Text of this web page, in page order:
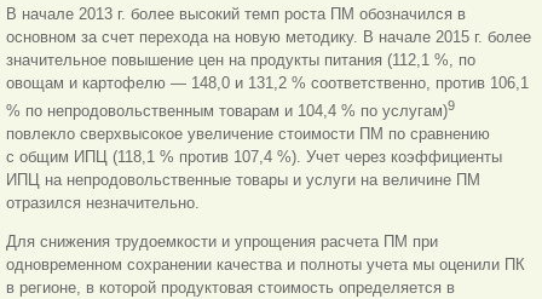
В начале 2013 г. более высокий темп роста ПМ обозначился в
основном за счет перехода на новую методику. В начале 2015 г. более
значительное повышение цен на продукты питания (112,1 %, по
овощам и картофелю — 148,0 и 131,2 % соответственно, против 106,1
% по непродовольственным товарам и 104,4 % по услугам)9
повлекло сверхвысокое увеличение стоимости ПМ по сравнению
с общим ИПЦ (118,1 % против 107,4 %). Учет через коэффициенты
ИПЦ на непродовольственные товары и услуги на величине ПМ
отразился незначительно.
Для снижения трудоемкости и упрощения расчета ПМ при
одновременном сохранении качества и полноты учета мы оценили ПК
в регионе, в которой продуктовая стоимость определяется в